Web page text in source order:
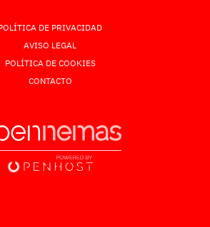
DE PRIVACIDAD
AVISO LEGAL
POLÍTICA DE COOKIES
CONTACTO